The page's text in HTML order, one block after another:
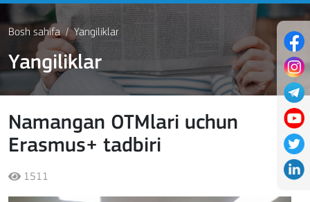
Bosh sahifa Yangiliklar
Yangiliklar
Namangan OTMlari uchun
Erasmus+ tadbiri
1511